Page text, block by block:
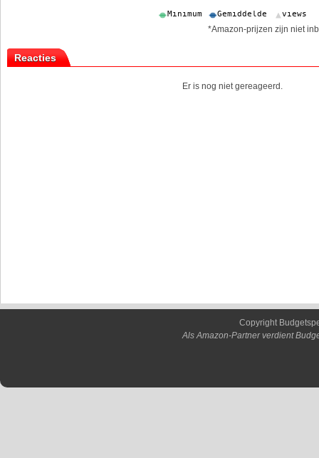
*Amazon-prijzen zijn niet
Reacties
Er is nog niet gereageerd.
Copyright
Als Amazon-Partner verdient